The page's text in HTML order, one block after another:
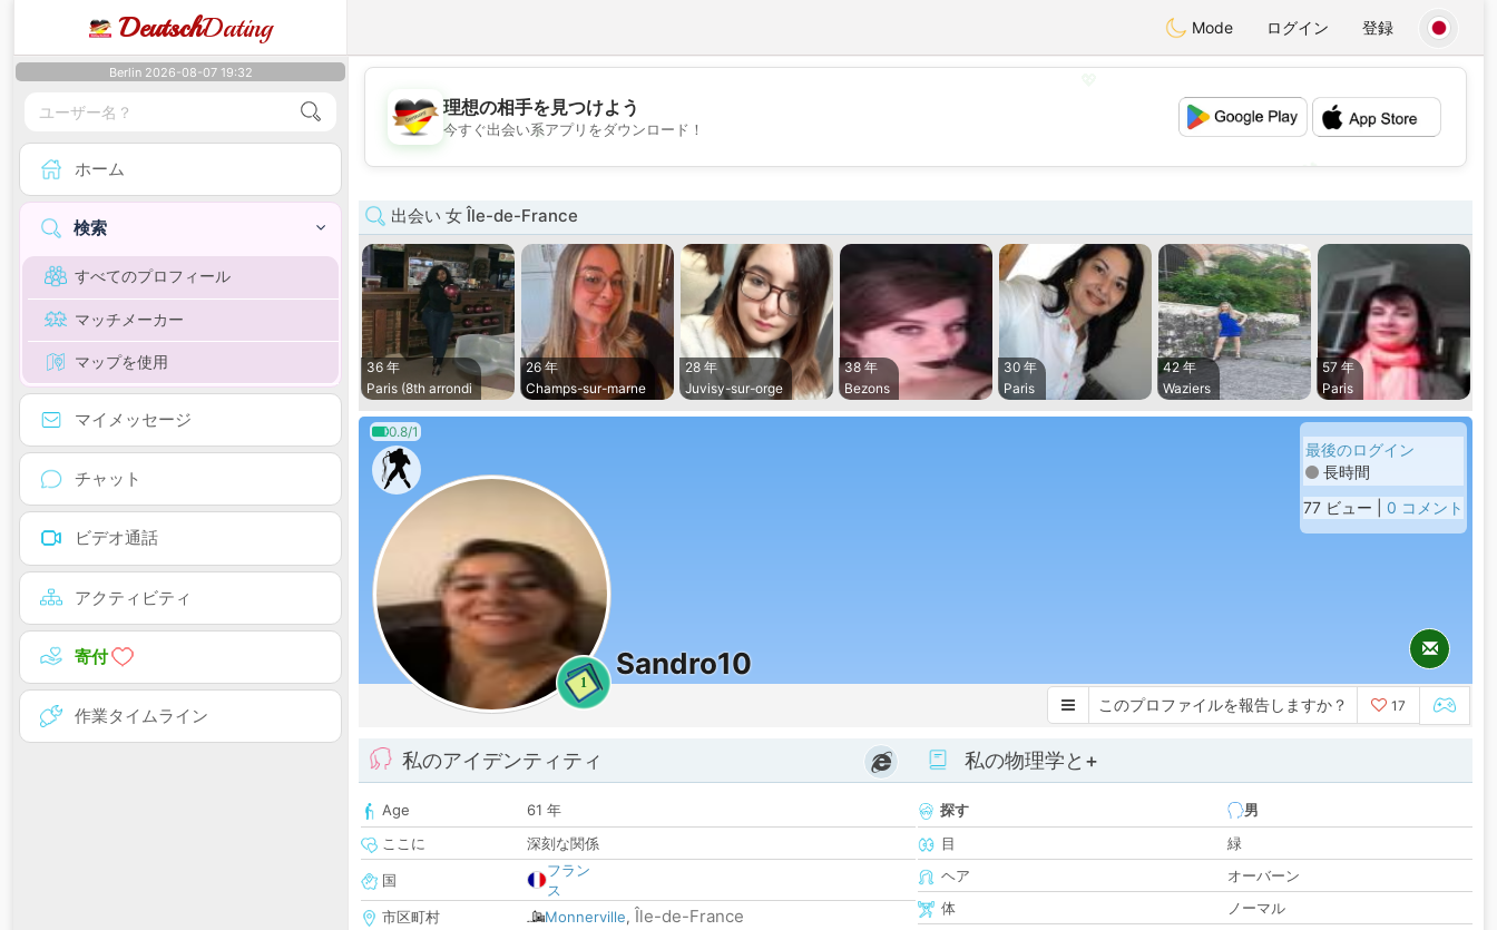
DeutschDating Mode ログイン 登録
Berlin 2026-08-07 19:32
ホーム
検索
すべてのプロフィール
マッチメーカー
マップを使用
マイメッセージ
チャット
ビデオ通話
アクティビティ
寄付
作業タイムライン
💖
💕
理想の相手を見つけよう
今すぐ出会い系アプリをダウンロード！
出会い 女 Île-de-France
36 年
Paris (8th arrondi
26 年
Champs-sur-marne
28 年
Juvisy-sur-orge
38 年
Bezons
30 年
Paris
42 年
Waziers
57 年
Paris
0.8/1
1
Sandro10
最後のログイン
長時間
77 ビュー | 0 コメント
このプロファイルを報告しますか？ 17
私のアイデンティティ
Age
61 年
ここに
深刻な関係
国
フラン
ス
市区町村
Monnerville, Île-de-France
私の物理学と+
探す
男
目
緑
ヘア
オーバーン
体
ノーマル